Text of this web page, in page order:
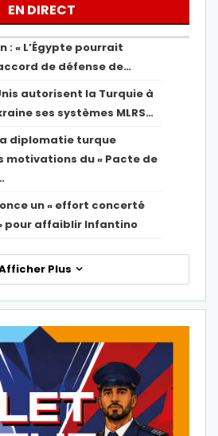
EN DIRECT
: « L’Égypte pourrait
de défense de…
autorisent la Turquie à
ses systèmes MLRS…
diplomatie turque
motivations du « Pacte de
un « effort concerté
pour affaiblir Infantino
Plus